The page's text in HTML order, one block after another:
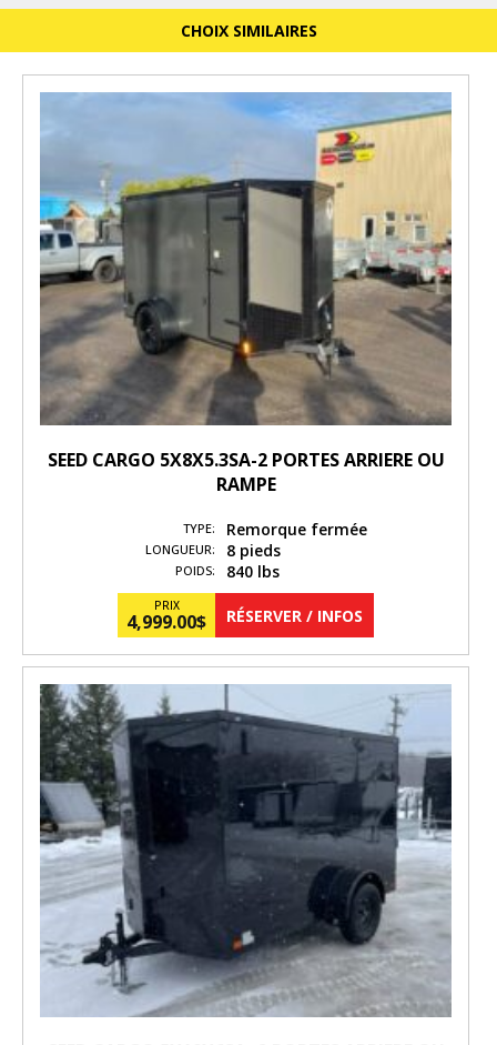
CHOIX SIMILAIRES
SEED CARGO 5X8X5.3SA-2 PORTES ARRIERE OU
RAMPE
TYPE: Remorque fermée
LONGUEUR: 8 pieds
POIDS: 840 lbs
PRIX
4,999.00$ RÉSERVER / INFOS